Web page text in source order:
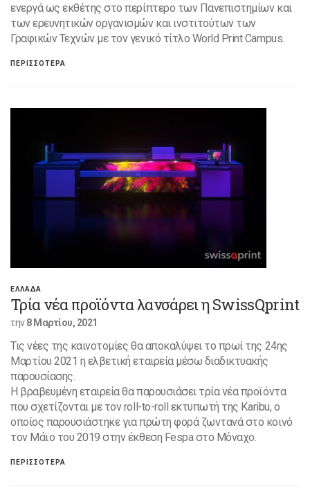
ενεργά ως εκθέτης στο περίπτερο των Πανεπιστημίων και
των ερευνητικών οργανισμών και ινστιτούτων των
Γραφικών Τεχνών με τον γενικό τίτλο World Print Campus.
ΠΕΡΙΣΣΟΤΕΡΑ
ΕΛΛΑΔΑ
Τρία νέα προϊόντα λανσάρει η SwissQprint
την8 Μαρτίου, 2021
Τις νέες της καινοτομίες θα αποκαλύψει το πρωί της 24ης
Μαρτίου 2021 η ελβετική εταιρεία μέσω διαδικτυακής
παρουσίασης.
Η βραβευμένη εταιρεία θα παρουσιάσει τρία νέα προϊόντα
που σχετίζονται με τον roll-to-roll εκτυπωτή της Karibu, ο
οποίος παρουσιάστηκε για πρώτη φορά ζωντανά στο κοινό
τον Μάϊο του 2019 στην έκθεση Fespa στο Μόναχο.
ΠΕΡΙΣΣΟΤΕΡΑ